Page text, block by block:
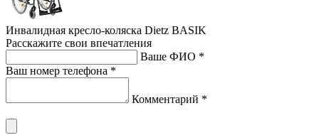
Инвалидная кресло-коляска Dietz BASIK
Расскажите свои впечатления
Ваше ФИО *
Ваш номер телефона *
Комментарий *